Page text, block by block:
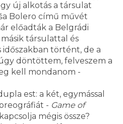
új alkotás a társulat
Bolero című művét
előadták a Belgrádi
társulattal és
történt, de a
döntöttem, felveszem a
kell mondanom -
est: a két, egymással
- Game of
mégis össze?